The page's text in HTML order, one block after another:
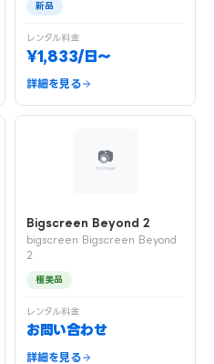
新品
レンタル料金
¥1,833/日〜
詳細を見る
Bigscreen Beyond 2
bigscreen Bigscreen Beyond
2
極美品
レンタル料金
お問い合わせ
詳細を見る